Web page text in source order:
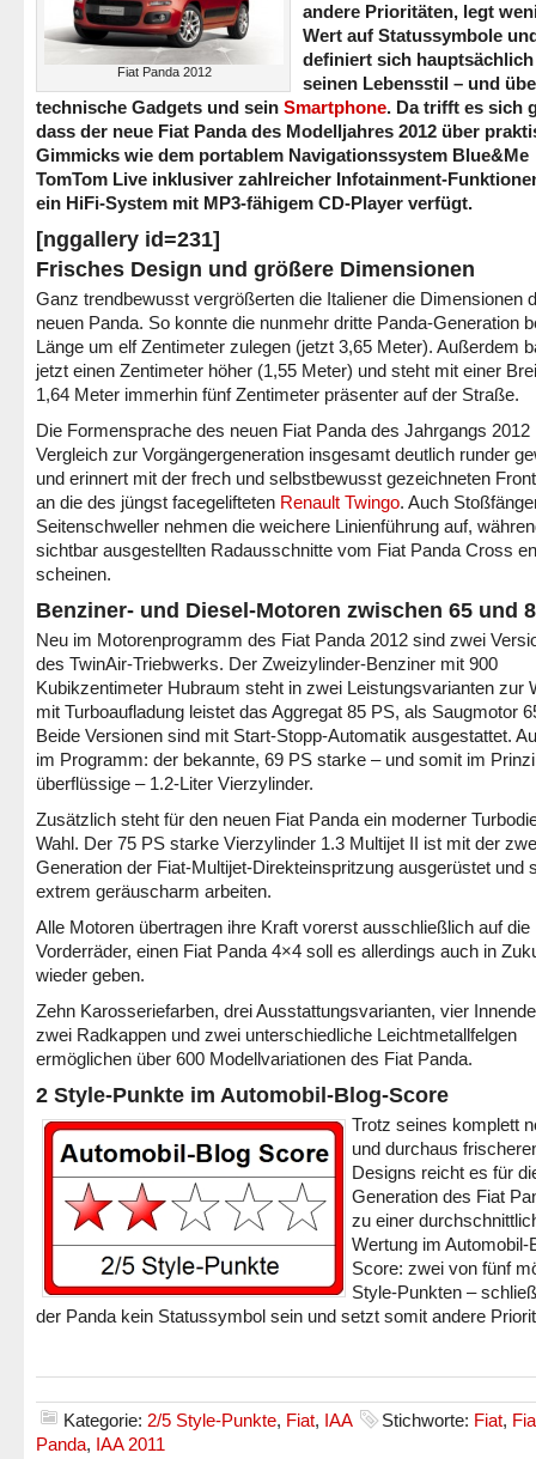
Fiat Panda 2012
andere Prioritäten, legt
Wert auf Statussymbole
definiert sich
seinen Lebensstil – und
technische Gadgets und sein Smartphone. Da trifft es sich
dass der neue Fiat Panda des Modelljahres 2012 über
Gimmicks wie dem portablem Navigationssystem Blue&Me
TomTom Live inklusiver zahlreicher Infotainment-
ein HiFi-System mit MP3-fähigem CD-Player verfügt.
[nggallery id=231]
Frisches Design und größere Dimensionen
Ganz trendbewusst vergrößerten die Italiener die Dimensionen
neuen Panda. So konnte die nunmehr dritte Panda-Generation
Länge um elf Zentimeter zulegen (jetzt 3,65 Meter). Außerdem
jetzt einen Zentimeter höher (1,55 Meter) und steht mit einer
1,64 Meter immerhin fünf Zentimeter präsenter auf der Straße.
Die Formensprache des neuen Fiat Panda des Jahrgangs 2012
Vergleich zur Vorgängergeneration insgesamt deutlich runder
und erinnert mit der frech und selbstbewusst gezeichneten
an die des jüngst facegelifteten Renault Twingo. Auch
Seitenschweller nehmen die weichere Linienführung auf,
sichtbar ausgestellten Radausschnitte vom Fiat Panda Cross
scheinen.
Benziner- und Diesel-Motoren zwischen 65 und
Neu im Motorenprogramm des Fiat Panda 2012 sind zwei
des TwinAir-Triebwerks. Der Zweizylinder-Benziner mit 900
Kubikzentimeter Hubraum steht in zwei Leistungsvarianten zur
mit Turboaufladung leistet das Aggregat 85 PS, als Saugmotor
Beide Versionen sind mit Start-Stopp-Automatik ausgestattet.
im Programm: der bekannte, 69 PS starke – und somit im
überflüssige – 1.2-Liter Vierzylinder.
Zusätzlich steht für den neuen Fiat Panda ein moderner
Wahl. Der 75 PS starke Vierzylinder 1.3 Multijet II ist mit der
Generation der Fiat-Multijet-Direkteinspritzung ausgerüstet und
extrem geräuscharm arbeiten.
Alle Motoren übertragen ihre Kraft vorerst ausschließlich auf die
Vorderräder, einen Fiat Panda 4×4 soll es allerdings auch in
wieder geben.
Zehn Karosseriefarben, drei Ausstattungsvarianten, vier
zwei Radkappen und zwei unterschiedliche Leichtmetallfelgen
ermöglichen über 600 Modellvariationen des Fiat Panda.
2 Style-Punkte im Automobil-Blog-Score
Trotz seines komplett
und durchaus
Designs reicht es für
Generation des Fiat
zu einer
Wertung im Automobil-
Score: zwei von fünf
Style-Punkten –
der Panda kein Statussymbol sein und setzt somit andere
Kategorie: 2/5 Style-Punkte, Fiat, IAA Stichworte: Fiat,
Panda, IAA 2011